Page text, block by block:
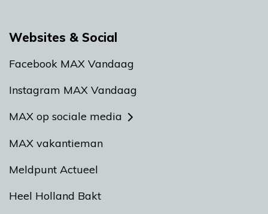
Websites & Social
Facebook MAX Vandaag
Instagram MAX Vandaag
MAX op sociale media
MAX vakantieman
Meldpunt Actueel
Heel Holland Bakt